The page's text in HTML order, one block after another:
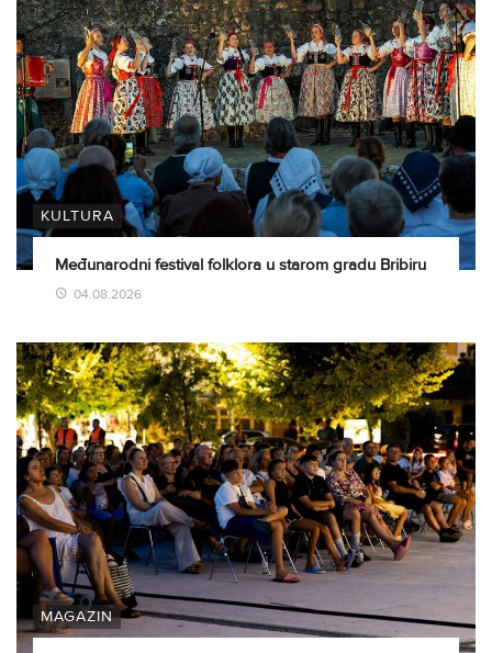
KULTURA
Međunarodni festival folklora u starom gradu Bribiru
04.08.2026
MAGAZIN